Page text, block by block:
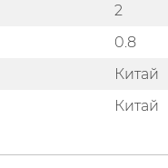
2
0.8
Китай
Китай